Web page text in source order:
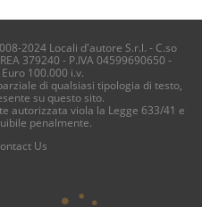
2024 Locali d'autore S.r.l. - C.so
379240 - P.IVA 04599690650 -
100.000 i.v.
di qualsiasi tipologia di testo,
su questo sito.
autorizzata viola la Legge 633/41 e
penalmente.
Us